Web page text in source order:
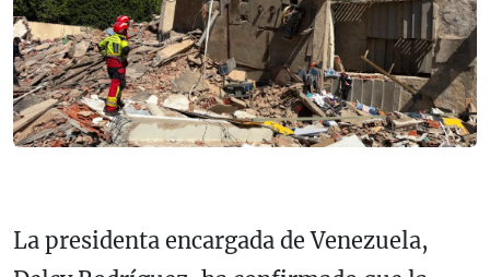
La presidenta encargada de Venezuela,